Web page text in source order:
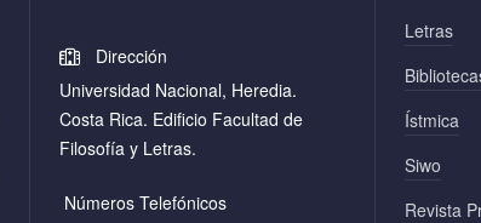
Dirección
Universidad Nacional, Heredia.
Costa Rica. Edificio Facultad de
Filosofía y Letras.
Números Telefónicos
Letras
Ístmica
Siwo
Revista